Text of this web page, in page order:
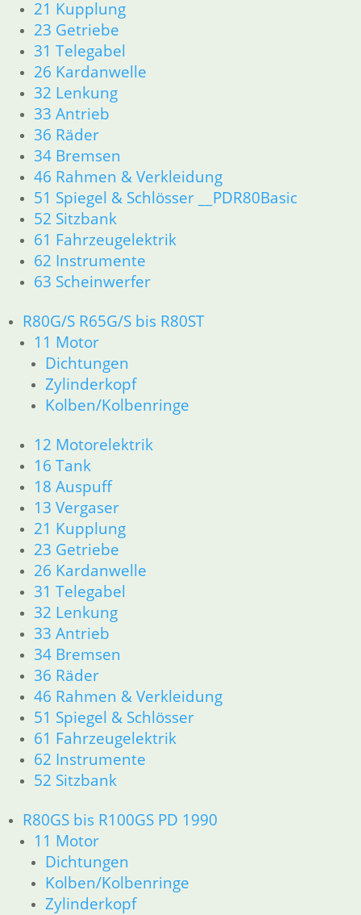
21 Kupplung
23 Getriebe
31 Telegabel
26 Kardanwelle
32 Lenkung
33 Antrieb
36 Räder
34 Bremsen
46 Rahmen & Verkleidung
51 Spiegel & Schlösser __PDR80Basic
52 Sitzbank
61 Fahrzeugelektrik
62 Instrumente
63 Scheinwerfer
R80G/S R65G/S bis R80ST
11 Motor
Dichtungen
Zylinderkopf
Kolben/Kolbenringe
12 Motorelektrik
16 Tank
18 Auspuff
13 Vergaser
21 Kupplung
23 Getriebe
26 Kardanwelle
31 Telegabel
32 Lenkung
33 Antrieb
34 Bremsen
36 Räder
46 Rahmen & Verkleidung
51 Spiegel & Schlösser
61 Fahrzeugelektrik
62 Instrumente
52 Sitzbank
R80GS bis R100GS PD 1990
11 Motor
Dichtungen
Kolben/Kolbenringe
Zylinderkopf